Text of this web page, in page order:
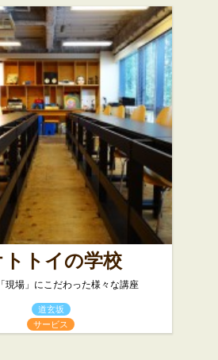
トトイの学校
現場」にこだわった様々な講座
道玄坂
サービス